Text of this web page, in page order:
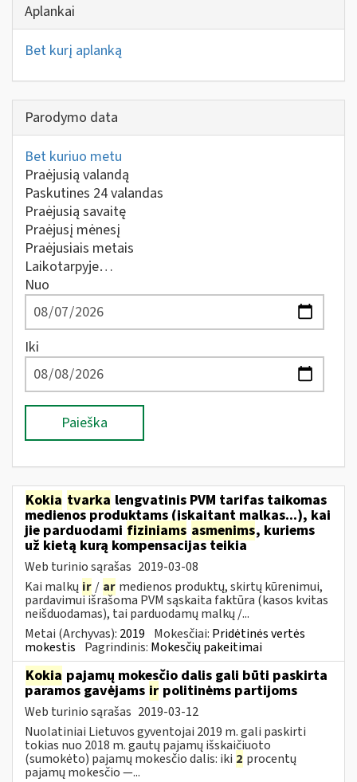
Aplankai
Bet kurį aplanką
Parodymo data
Bet kuriuo metu
Praėjusią valandą
Paskutines 24 valandas
Praėjusią savaitę
Praėjusį mėnesį
Praėjusiais metais
Laikotarpyje…
Nuo
Iki
Paieška
Kokia tvarka lengvatinis PVM tarifas taikomas
medienos produktams (įskaitant malkas...), kai
jie parduodami fiziniams asmenims, kuriems
už kietą kurą kompensacijas teikia
Web turinio sąrašas 2019-03-08
Kai malkų ir / ar medienos produktų, skirtų kūrenimui,
pardavimui išrašoma PVM sąskaita faktūra (kasos kvitas
neišduodamas), tai parduodamų malkų /...
Metai (Archyvas): 2019 Mokesčiai: Pridėtinės vertės
mokestis Pagrindinis: Mokesčių pakeitimai
Kokia pajamų mokesčio dalis gali būti paskirta
paramos gavėjams ir politinėms partijoms
Web turinio sąrašas 2019-03-12
Nuolatiniai Lietuvos gyventojai 2019 m. gali paskirti
tokias nuo 2018 m. gautų pajamų išskaičiuoto
(sumokėto) pajamų mokesčio dalis: iki 2 procentų
pajamų mokesčio —...